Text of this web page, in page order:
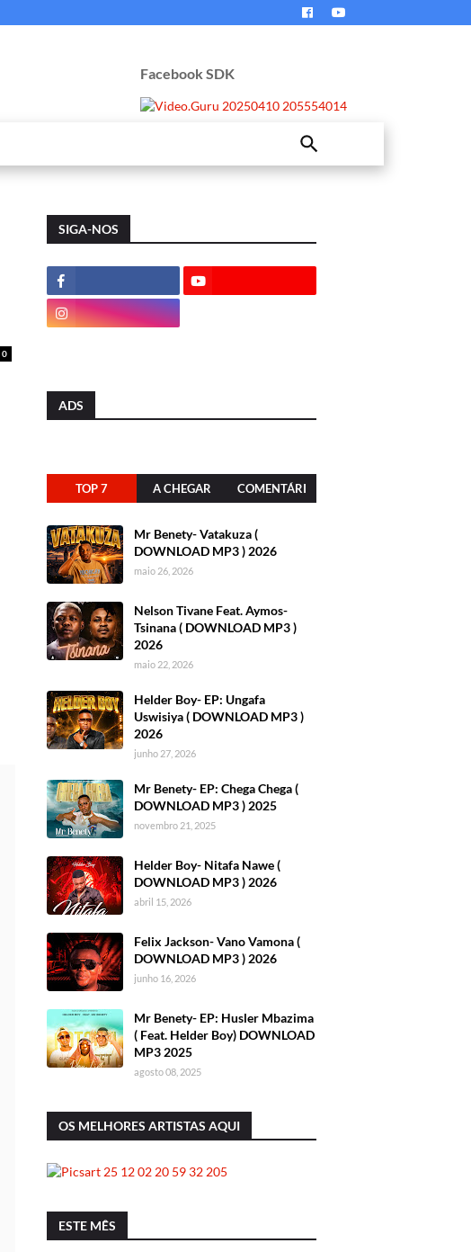
Facebook SDK
0
SIGA-NOS
ADS
TOP 7 A CHEGAR COMENTÁRI
Mr Benety- Vatakuza (
DOWNLOAD MP3 ) 2026
maio 26, 2026
Nelson Tivane Feat. Aymos-
Tsinana ( DOWNLOAD MP3 )
2026
maio 22, 2026
Helder Boy- EP: Ungafa
Uswisiya ( DOWNLOAD MP3 )
2026
junho 27, 2026
Mr Benety- EP: Chega Chega (
DOWNLOAD MP3 ) 2025
novembro 21, 2025
Helder Boy- Nitafa Nawe (
DOWNLOAD MP3 ) 2026
abril 15, 2026
Felix Jackson- Vano Vamona (
DOWNLOAD MP3 ) 2026
junho 16, 2026
Mr Benety- EP: Husler Mbazima
( Feat. Helder Boy) DOWNLOAD
MP3 2025
agosto 08, 2025
OS MELHORES ARTISTAS AQUI
ESTE MÊS